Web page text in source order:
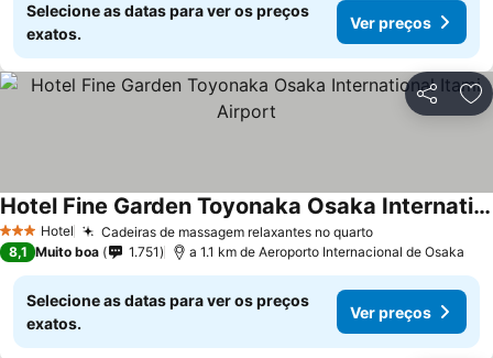
Selecione as datas para ver os preços
exatos.
Ver preços
Partilhar
3 EstrelasHotel Cadeiras de massagem relaxantes no quartoVer preços
Hotel Fine Garden Toyonaka Osaka International Itami Airport
Ver preços
8,1 Muito boa 1.751 a 1.1 km de Aeroporto Internacional de Osaka
Selecione as datas para ver os preços
exatos.
Ver preços